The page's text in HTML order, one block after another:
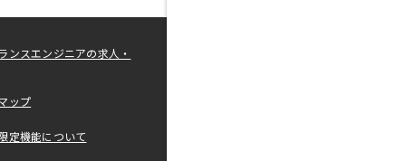
ンスエンジニアの求人・
ップ
定機能について